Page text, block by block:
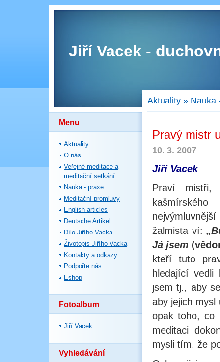
Jiří Vacek -
Menu
Aktuality
O nás
Veřejné meditace a
meditační setkání
Nauka - praxe
Meditační promluvy
English articles
Deutsche Artikel
Dílo Jiřího Vacka
Životopis Jiřího Vacka
Kontakty a odkazy
Podpořte nás
Eshop
Fotoalbum
Jiří Vacek
Vyhledávání
Aktuality » Nauka
Pravý mistr
10. 3. 2007
Jiří Vacek
Praví mistři,
žalmista ví:
Já jsem
kteří tuto
hledající
jsem tj., aby
aby jejich mysl
opak toho, co
meditaci
mysli tím, že